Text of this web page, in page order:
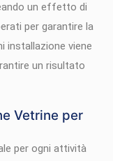
un effetto di
per garantire la
installazione viene
un risultato
Vetrine per
per ogni attività